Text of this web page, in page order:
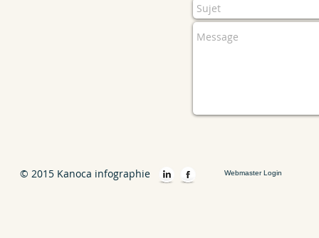
© 2015 Kanoca infographie Webmaster Login